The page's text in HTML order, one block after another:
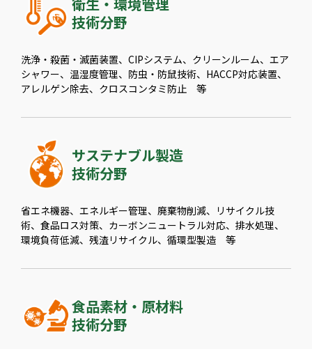
技術分野
洗浄・殺菌・滅菌装置、CIPシステム、クリーンルーム、エア
シャワー、温湿度管理、防虫・防鼠技術、HACCP対応装置、
アレルゲン除去、クロスコンタミ防止 等
サステナブル製造
技術分野
省エネ機器、エネルギー管理、廃棄物削減、リサイクル技
術、食品ロス対策、カーボンニュートラル対応、排水処理、
環境負荷低減、残渣リサイクル、循環型製造 等
食品素材・原材料
技術分野